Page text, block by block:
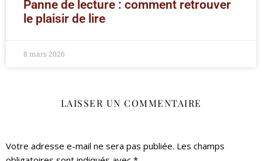
Panne de lecture : comment retrouver
le plaisir de lire
8 mars 2026
LAISSER UN COMMENTAIRE
Votre adresse e-mail ne sera pas publiée. Les champs